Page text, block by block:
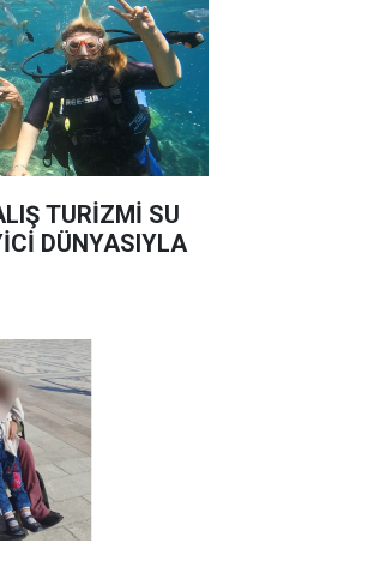
TURİZMİ SU
DÜNYASIYLA